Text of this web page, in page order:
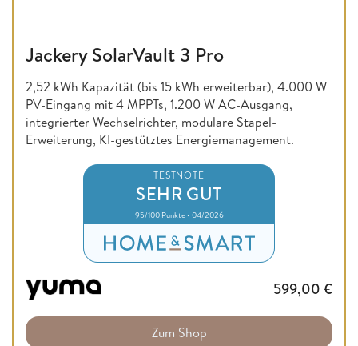
Jackery SolarVault 3 Pro
2,52 kWh Kapazität (bis 15 kWh erweiterbar), 4.000 W
PV-Eingang mit 4 MPPTs, 1.200 W AC-Ausgang,
integrierter Wechselrichter, modulare Stapel-
Erweiterung, KI-gestütztes Energiemanagement.
TESTNOTE
SEHR GUT
95/100 Punkte • 04/2026
599,00 €
Zum Shop